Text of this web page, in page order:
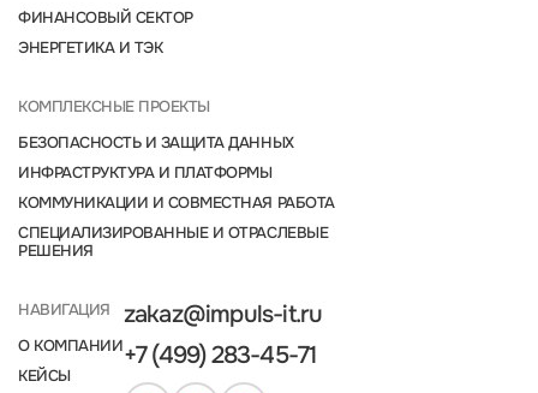
ФИНАНСОВЫЙ СЕКТОР
ЭНЕРГЕТИКА И ТЭК
НАВИГАЦИЯ
О КОМПАНИИ
КЕЙСЫ
zakaz@impuls-it.ru
+7 (499) 283-45-71
КОМПЛЕКСНЫЕ ПРОЕКТЫ
БЕЗОПАСНОСТЬ И ЗАЩИТА ДАННЫХ
ИНФРАСТРУКТУРА И ПЛАТФОРМЫ
КОММУНИКАЦИИ И СОВМЕСТНАЯ РАБОТА
СПЕЦИАЛИЗИРОВАННЫЕ И ОТРАСЛЕВЫЕ
РЕШЕНИЯ